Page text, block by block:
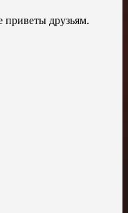
приветы друзьям.